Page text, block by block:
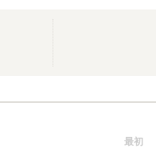
最初